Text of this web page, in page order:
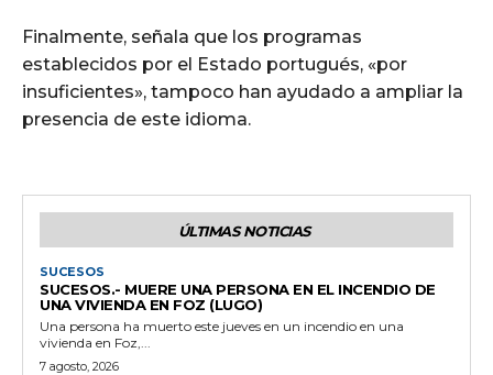
Finalmente, señala que los programas
establecidos por el Estado portugués, «por
insuficientes», tampoco han ayudado a ampliar la
presencia de este idioma.
ÚLTIMAS NOTICIAS
SUCESOS
SUCESOS.- MUERE UNA PERSONA EN EL INCENDIO DE
UNA VIVIENDA EN FOZ (LUGO)
Una persona ha muerto este jueves en un incendio en una
vivienda en Foz,...
7 agosto, 2026